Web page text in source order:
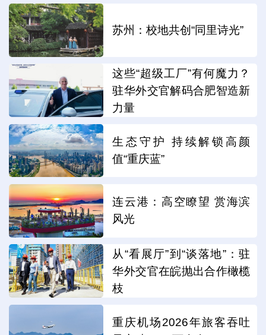
苏州：校地共创“同里诗光”
这些“超级工厂”有何魔力？
驻华外交官解码合肥智造新
力量
生态守护 持续解锁高颜
值“重庆蓝”
连云港：高空瞭望 赏海滨
风光
从“看展厅”到“谈落地”：驻
华外交官在皖抛出合作橄榄
枝
重庆机场2026年旅客吞吐